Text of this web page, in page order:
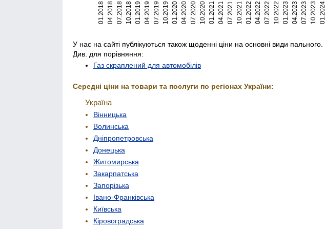
01.201804.201807.201810.201801.201904.201907.201910.201901.202004.202007.202010.202001.202104.202107.202110.202101.202204.202207.202210.202201.202304.202307.202310.202301.2024
У нас на сайті публікуються також щоденні ціни на основні види пального.
Див. для порівняння:
Газ скраплений для автомобілів
Середні ціни на товари та послуги по регіонах України:
Україна
Вінницька
Волинська
Дніпропетровська
Донецька
Житомирська
Закарпатська
Запорізька
Івано-Франківська
Київська
Кіровоградська